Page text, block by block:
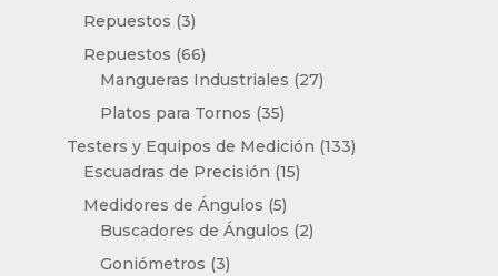
productos
Repuestos 33
productos
Repuestos 6666
productos
Mangueras Industriales 2727
Platos para Tornos 3535
productos
Testers y Equipos de Medición 133133
Escuadras de Precisión 1515
Medidores de Ángulos 55
productos
Buscadores de Ángulos 22
Goniómetros 33